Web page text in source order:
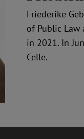
Friederike
of Public Law
in 2021. In
Celle.